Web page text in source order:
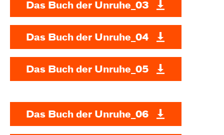
Das Buch der Unruhe_03
Das Buch der Unruhe_04
Das Buch der Unruhe_05
Das Buch der Unruhe_06